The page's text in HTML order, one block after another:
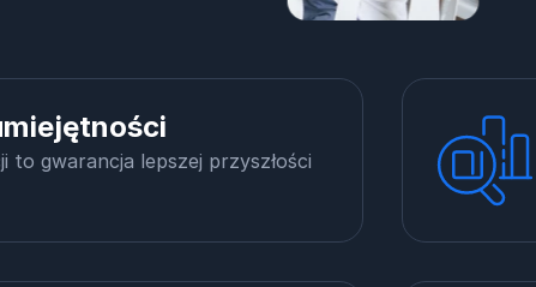
to gwarancja lepszej przyszłości